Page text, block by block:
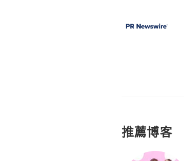
推薦博客